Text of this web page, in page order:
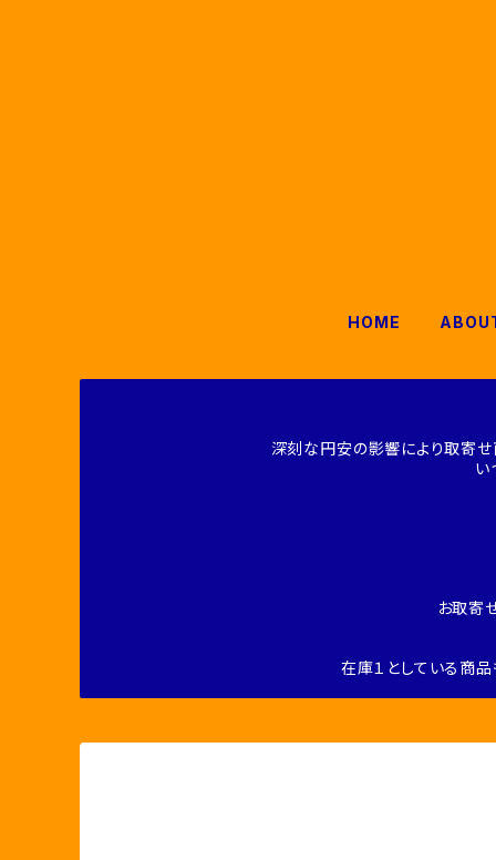
HOME
深刻な円安の影響により取寄せ
い
お取寄
在庫１としている商